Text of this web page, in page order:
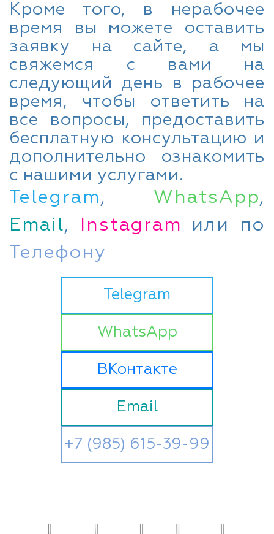
Кроме того, в нерабочее
время вы можете оставить
заявку на сайте, а мы
свяжемся с вами на
следующий день в рабочее
время, чтобы ответить на
все вопросы, предоставить
бесплатную консультацию и
дополнительно ознакомить
с нашими услугами.
Telegram, WhatsApp,
Email, Instagram или по
Телефону
Telegram
WhatsApp
ВКонтакте
Email
+7 (985) 615-39-99